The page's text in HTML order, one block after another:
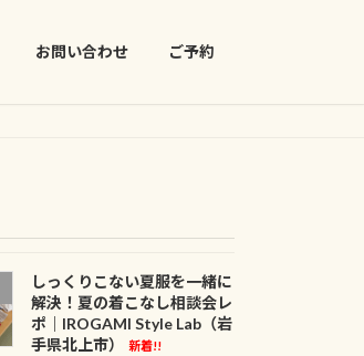
お問い合わせ ご予約
しっくりこない夏服を一緒に
解決！夏の着こなし相談会レ
ポ｜IROGAMI Style Lab（岩
手県北上市）
新着!!